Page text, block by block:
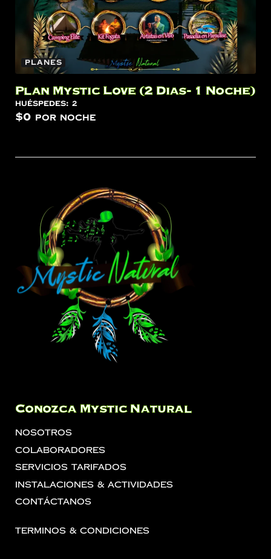
Planes
Plan Mystic Love (2 Dias- 1 Noche)
Huéspedes: 2
$0 por noche
Conozca Mystic Natural
Nosotros
Colaboradores
Servicios Tarifados
Instalaciones & Actividades
Contáctanos
Terminos & Condiciones